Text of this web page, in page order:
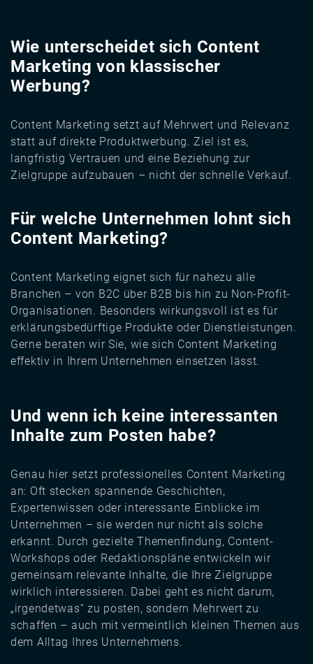
Wie unterscheidet sich Content
Marketing von klassischer
Werbung?
Content Marketing setzt auf Mehrwert und Relevanz
statt auf direkte Produktwerbung. Ziel ist es,
langfristig Vertrauen und eine Beziehung zur
Zielgruppe aufzubauen – nicht der schnelle Verkauf.
Für welche Unternehmen lohnt sich
Content Marketing?
Content Marketing eignet sich für nahezu alle
Branchen – von B2C über B2B bis hin zu Non-Profit-
Organisationen. Besonders wirkungsvoll ist es für
erklärungsbedürftige Produkte oder Dienstleistungen.
Gerne beraten wir Sie, wie sich Content Marketing
effektiv in Ihrem Unternehmen einsetzen lässt.
Und wenn ich keine interessanten
Inhalte zum Posten habe?
Genau hier setzt professionelles Content Marketing
an: Oft stecken spannende Geschichten,
Expertenwissen oder interessante Einblicke im
Unternehmen – sie werden nur nicht als solche
erkannt. Durch gezielte Themenfindung, Content-
Workshops oder Redaktionspläne entwickeln wir
gemeinsam relevante Inhalte, die Ihre Zielgruppe
wirklich interessieren. Dabei geht es nicht darum,
„irgendetwas“ zu posten, sondern Mehrwert zu
schaffen – auch mit vermeintlich kleinen Themen aus
dem Alltag Ihres Unternehmens.